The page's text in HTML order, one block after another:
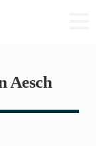
Aesch